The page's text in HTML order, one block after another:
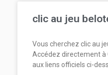
clic au jeu
Vous cherchez clic au
Accédez directement à
aux liens officiels ci-